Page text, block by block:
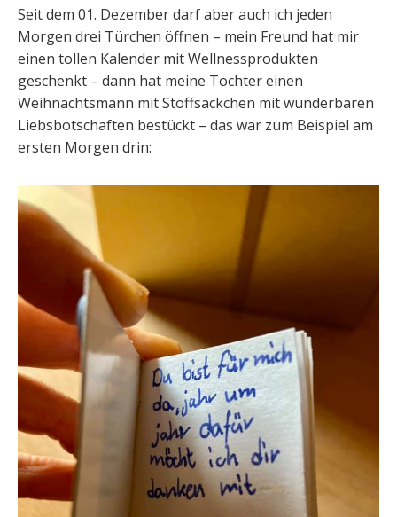
Seit dem 01. Dezember darf aber auch ich jeden
Morgen drei Türchen öffnen – mein Freund hat mir
einen tollen Kalender mit Wellnessprodukten
geschenkt – dann hat meine Tochter einen
Weihnachtsmann mit Stoffsäckchen mit wunderbaren
Liebsbotschaften bestückt – das war zum Beispiel am
ersten Morgen drin: